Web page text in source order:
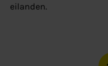
eilanden.